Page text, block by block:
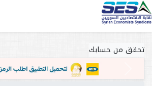
تحقق من حسابك